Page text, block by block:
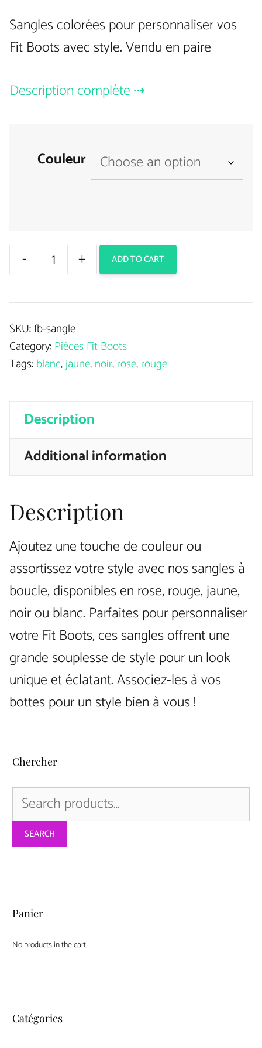
Sangles colorées pour personnaliser vos
Fit Boots avec style. Vendu en paire
Description complète
Couleur
-
Sangles
pour
Fit
+ ADD TO CART
SKU:fb-sangle
Category:Pièces Fit Boots
Tags:blanc,jaune,noir,rose,rouge
Description
Additional information
Description
Ajoutez une touche de couleur ou
assortissez votre style avec nos sangles à
boucle, disponibles en rose, rouge, jaune,
noir ou blanc. Parfaites pour personnaliser
votre Fit Boots, ces sangles offrent une
grande souplesse de style pour un look
unique et éclatant. Associez-les à vos
bottes pour un style bien à vous !
Chercher
Search
for:
SEARCH
Panier
No products in the cart.
Catégories